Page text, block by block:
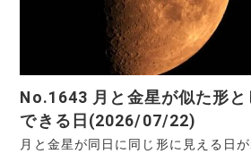
No.1643 月と金星が似た形
できる日(2026/07/22)
月と金星が同日に同じ形に見える日